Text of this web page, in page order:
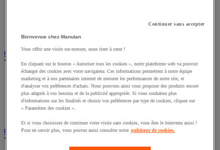
Système d'affichage dynamique et interactif
Télévision, lecteur DVD et Blu-ray
Chauffage, climatisation et traitement de l'air
Voir toute la catégorie
Chauffage
Climatiseur
Rafraîchisseur d'air
Traitement de l'air
Classement et archivage
Voir toute la catégorie
Continuer sans accepter
Bienvenue chez Manutan
Vous offrir une visite sur-mesure, nous tient à cœur !
En cliquant sur le bouton « Autoriser tous les cookies », notre plateforme web va pouvoir
échanger des cookies avec votre navigateur. Ces informations permettent à notre équipe
marketing et à nos partenaires internet de mesurer les performances de notre site, et
d'analyser vos préférences d'achats. Nous pouvons ainsi vous proposer des produits encore
plus adaptés à vos besoins et de la publicité appropriée. Si vous souhaitez plus
d'informations sur les finalités et choisir vos préférences par type de cookies, cliquez sur
« Paramètres des cookies ».
Et si vous choisissez de continuer votre visite sans cookies, vous êtes le bienvenu aussi !
Pour en savoir plus, vous pouvez aussi consulter notre politique de cookies.